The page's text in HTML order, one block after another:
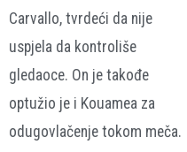
Carvallo, tvrdeći da nije
uspjela da kontroliše
gledaoce. On je takođe
optužio je i Kouamea za
odugovlačenje tokom meča.